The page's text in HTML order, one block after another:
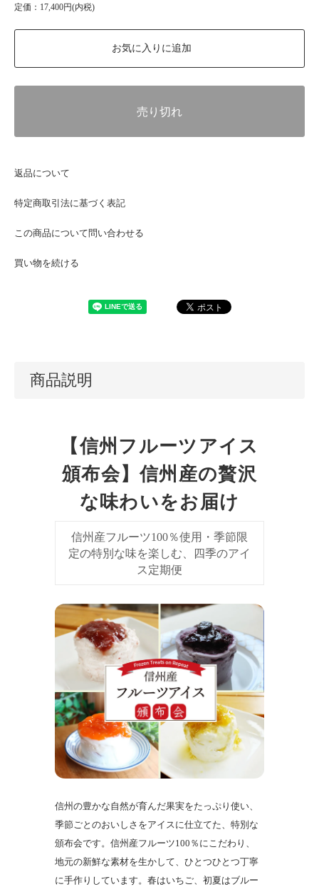
定価：17,400円(内税)
お気に入りに追加
売り切れ
返品について
特定商取引法に基づく表記
この商品について問い合わせる
買い物を続ける
商品説明
【信州フルーツアイス
頒布会】信州産の贅沢
な味わいをお届け
信州産フルーツ100％使用・季節限
定の特別な味を楽しむ、四季のアイ
ス定期便
信州の豊かな自然が育んだ果実をたっぷり使い、
季節ごとのおいしさをアイスに仕立てた、特別な
頒布会です。信州産フルーツ100％にこだわり、
地元の新鮮な素材を生かして、ひとつひとつ丁寧
に手作りしています。春はいちご、初夏はブルー